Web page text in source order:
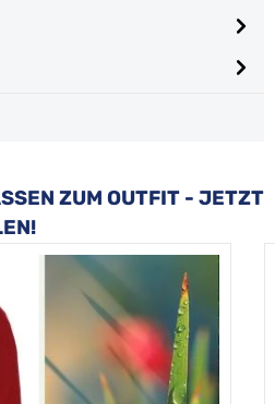
ZUM OUTFIT - JETZT